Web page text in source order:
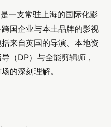
一支常驻上海的国际化影
国企业与本土品牌的影视
来自英国的导演、本地资
（DP）与全能剪辑师，
的深刻理解。